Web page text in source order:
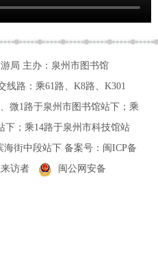
局 主办：泉州市图书馆
线路：乘61路、K8路、K301
微1路于泉州市图书馆站下；乘
下；乘14路于泉州市科技馆站
海街中段站下备案号： 闽ICP备
访者
闽公网安备